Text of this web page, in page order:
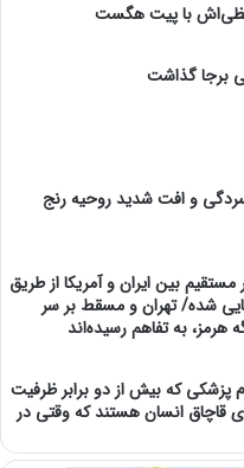
لفظی‌اش با پیت هگست
برجا گذاشت
افسردگی و افت شدید روحیه رنج
مستقیم بین ایران و آمریکا از طریق
شده/ تهران و مسقط بر سر
به تفاهم رسیده‌اند
پزشکی که بیش از دو برابر ظرفیت
قاچاق انسان هستند که وقتی در